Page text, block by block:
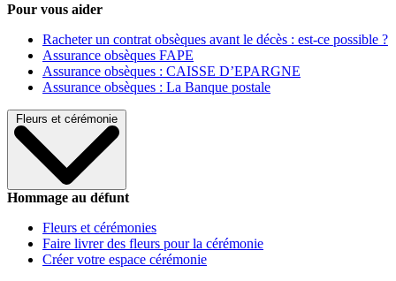
Pour vous aider
Racheter un contrat obsèques avant le décès : est-ce possible ?
Assurance obsèques FAPE
Assurance obsèques : CAISSE D’EPARGNE
Assurance obsèques : La Banque postale
Fleurs et cérémonie
Hommage au défunt
Fleurs et cérémonies
Faire livrer des fleurs pour la cérémonie
Créer votre espace cérémonie